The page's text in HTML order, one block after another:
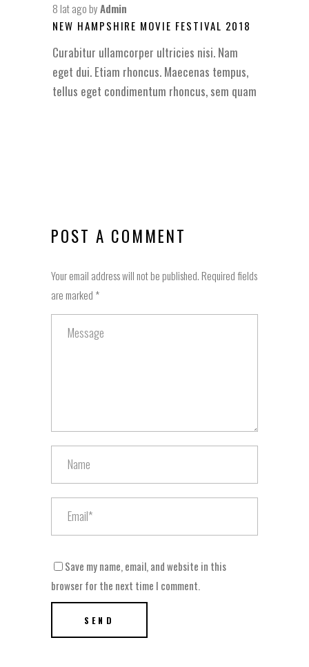
8 lat ago byAdmin
NEW HAMPSHIRE MOVIE FESTIVAL 2018
Curabitur ullamcorper ultricies nisi. Nam
eget dui. Etiam rhoncus. Maecenas tempus,
tellus eget condimentum rhoncus, sem quam
POST A COMMENT
Your email address will not be published. Required fields
are marked *
Save my name, email, and website in this
browser for the next time I comment.